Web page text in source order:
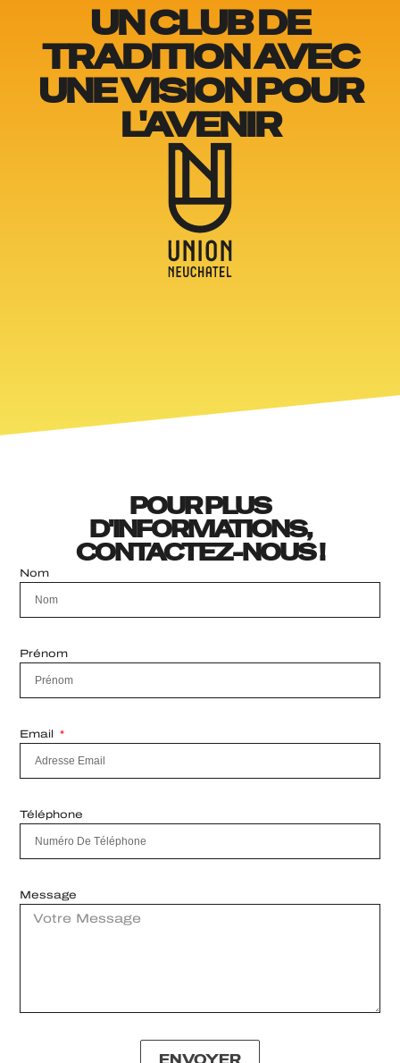
UN CLUB DE
TRADITION AVEC
UNE VISION POUR
L'AVENIR
POUR PLUS
D'INFORMATIONS,
CONTACTEZ-NOUS !
Nom
Prénom
Email
Téléphone
Message